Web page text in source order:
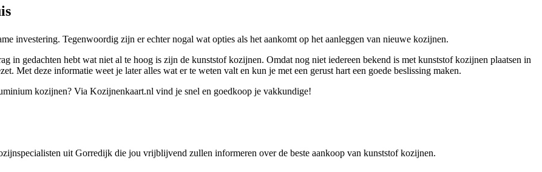
investering. Tegenwoordig zijn er echter nogal wat opties als het aankomt op het aanleggen van nieuwe kozijnen.
in gedachten hebt wat niet al te hoog is zijn de kunststof kozijnen. Omdat nog niet iedereen bekend is met kunststof kozijnen plaatsen in
Met deze informatie weet je later alles wat er te weten valt en kun je met een gerust hart een goede beslissing maken.
kozijnen? Via Kozijnenkaart.nl vind je snel en goedkoop je vakkundige!
uit Gorredijk die jou vrijblijvend zullen informeren over de beste aankoop van kunststof kozijnen.